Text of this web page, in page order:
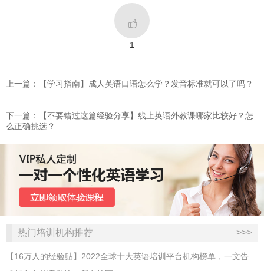

1
上一篇：​【学习指南】成人英语口语怎么学？发音标准就可以了吗？
下一篇：​【不要错过这篇经验分享】线上英语外教课哪家比较好？怎
么正确挑选？
热门培训机构推荐 >>>
【16万人的经验贴】2022全球十大英语培训平台机构榜单，一文告诉你